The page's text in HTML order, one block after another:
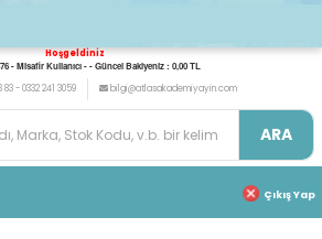
Hoşgeldiniz
- Misafir Kullanıcı - - Güncel Bakiyeniz : 0,00 TL
83 - 0332 241 3059
bilgi@atlasakademiyayin.com
ARA
Çıkış Yap